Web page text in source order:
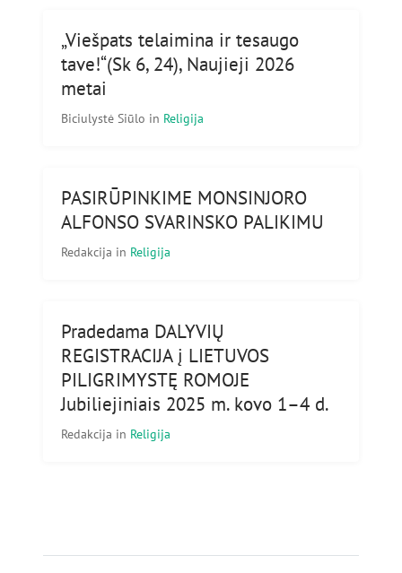
„Viešpats telaimina ir tesaugo
tave!“(Sk 6, 24), Naujieji 2026
metai
Biciulystė Siūlo in Religija
PASIRŪPINKIME MONSINJORO
ALFONSO SVARINSKO PALIKIMU
Redakcija in Religija
Pradedama DALYVIŲ
REGISTRACIJA į LIETUVOS
PILIGRIMYSTĘ ROMOJE
Jubiliejiniais 2025 m. kovo 1–4 d.
Redakcija in Religija